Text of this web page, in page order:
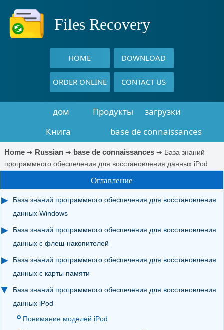
Files Recovery
HOME DOWNLOAD
ORDER ONLINE CONTACT US
дом Продукты
загрузки
Книга
восстановления
данных
base de connaissances
Home➔ Russian➔ base de connaissances➔ База знаний
программного обеспечения для восстановления данных iPod
Оглавление
База знаний программного обеспечения для восстановления
данных Windows
База знаний программного обеспечения для восстановления
данных с флеш-накопителей
База знаний программного обеспечения для восстановления
данных с карты памяти
База знаний программного обеспечения для восстановления
данных iPod
Понимание моделей iPod